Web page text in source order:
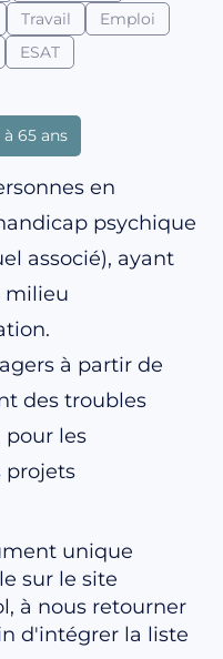
Travail
Emploi
ESAT
à 65 ans
en
psychique
associé), ayant
milieu
à partir de
des troubles
pour les
projets
unique
sur le site
à nous retourner
d'intégrer la liste